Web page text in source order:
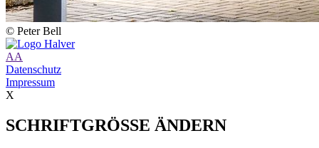
© Peter Bell
AA
Datenschutz
Impressum
X
SCHRIFTGRÖSSE ÄNDERN